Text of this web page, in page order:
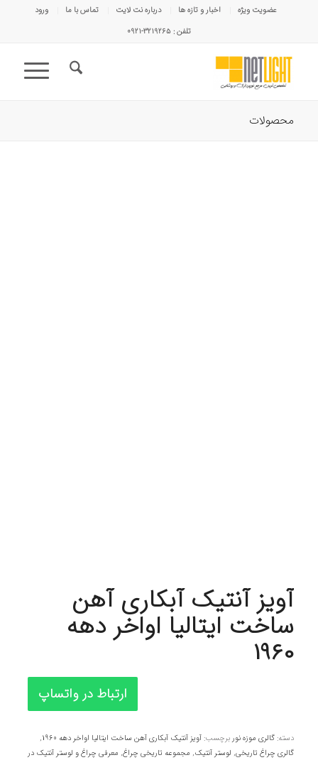
عضویت ویژه اخبار و تازه ها درباره نت لایت تماس با ما
ورود
تلفن : ۳۲۱۹۲۶۵-۰۹۲۱
محصولات
آویز آنتیک آبکاری آهن
ساخت ایتالیا اواخر دهه
1960
ارتباط در واتساپ
دسته:گالری موزه نور برچسب:آویز آنتیک آبکاری آهن ساخت ایتالیا اواخر دهه 1960
,
گالری چراغ تاریخی, لوستر آنتیک, مجموعه تاریخی چراغ, معرفی چراغ و لوستر آنتیک در